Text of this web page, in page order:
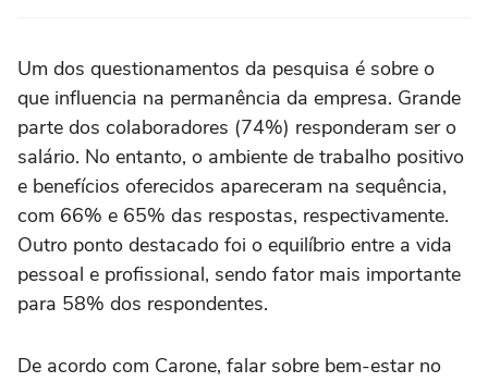
Um dos questionamentos da pesquisa é sobre o
que influencia na permanência da empresa. Grande
parte dos colaboradores (74%) responderam ser o
salário. No entanto, o ambiente de trabalho positivo
e benefícios oferecidos apareceram na sequência,
com 66% e 65% das respostas, respectivamente.
Outro ponto destacado foi o equilíbrio entre a vida
pessoal e profissional, sendo fator mais importante
para 58% dos respondentes.
De acordo com Carone, falar sobre bem-estar no